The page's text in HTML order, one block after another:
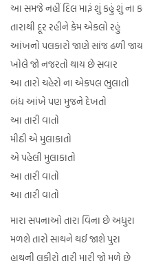
આ સમજે નહીં દિલ મારૂં શું કહું શું ના
તારાથી દૂર રહીને કેમ એકલો રહું
આંખનો પલકારો જાણે સાંજ ઢળી જાય
ખોલે જો નજરતો થાય છે સવાર
આ તારો ચહેરો ના એકપલ ભુલાતો
બંધ આંખે પણ મુજને દેખતો
આ તારી વાતો
મીઠી એ મુલાકાતો
એ પહેલી મુલાકાતો
આ તારી વાતો
આ તારી વાતો
મારા સપનાઓ તારા વિના છે અધુરા
મળશે તારો સાથને થઈ જાશે પુરા
હાથની લકીરો તારી મારી જો મળે છે